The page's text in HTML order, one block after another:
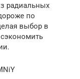
радиальных
по
выбор в